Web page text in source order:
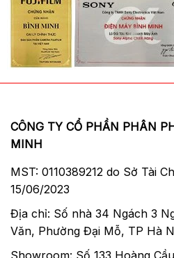
CÔNG TY CỔ PHẦN PHÂN
MINH
MST: 0110389212 do Sở Tài
15/06/2023
Địa chỉ: Số nhà 34 Ngách 3
Văn, Phường Đại Mỗ, TP Hà